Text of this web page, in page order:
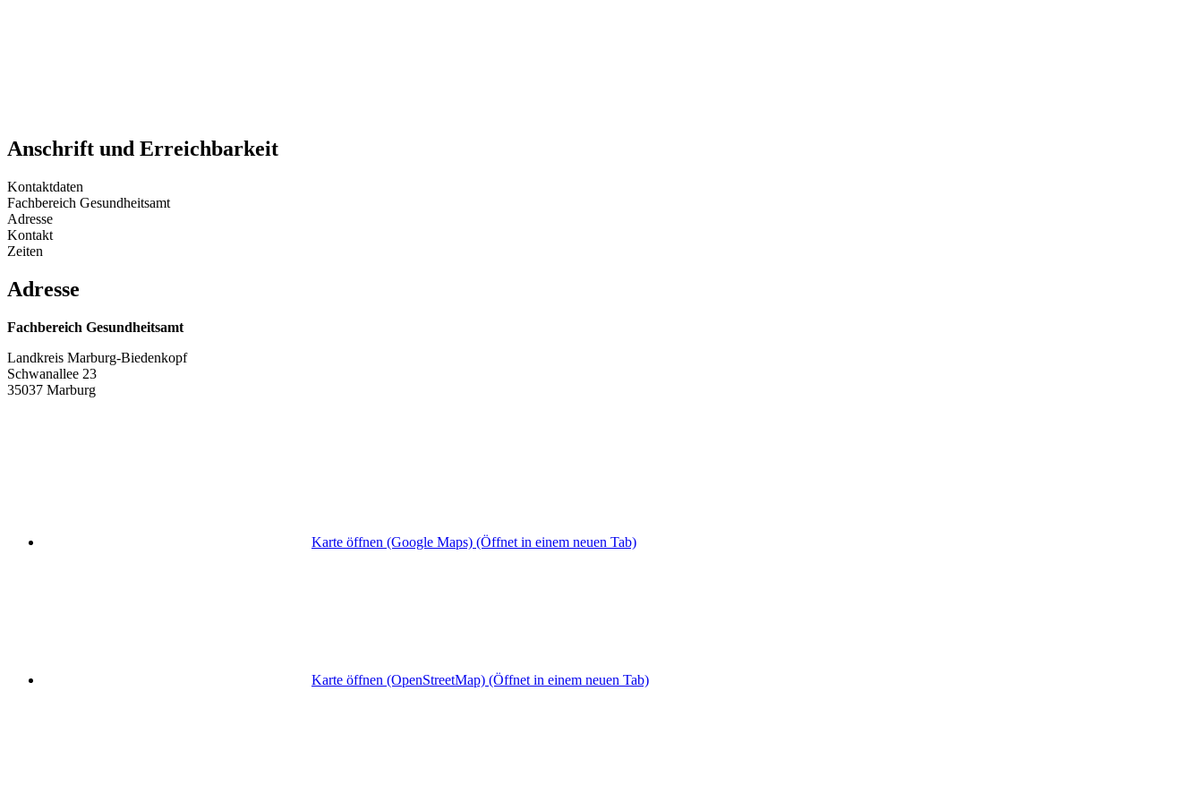
Anschrift und Erreichbarkeit
Kontaktdaten
Fachbereich Gesundheitsamt
Adresse
Kontakt
Zeiten
Adresse
Fachbereich Gesundheitsamt
Landkreis Marburg-Biedenkopf
Schwanallee 23
35037 Marburg
Karte öffnen (Google Maps) (Öffnet in einem neuen Tab)
Karte öffnen (OpenStreetMap) (Öffnet in einem neuen Tab)